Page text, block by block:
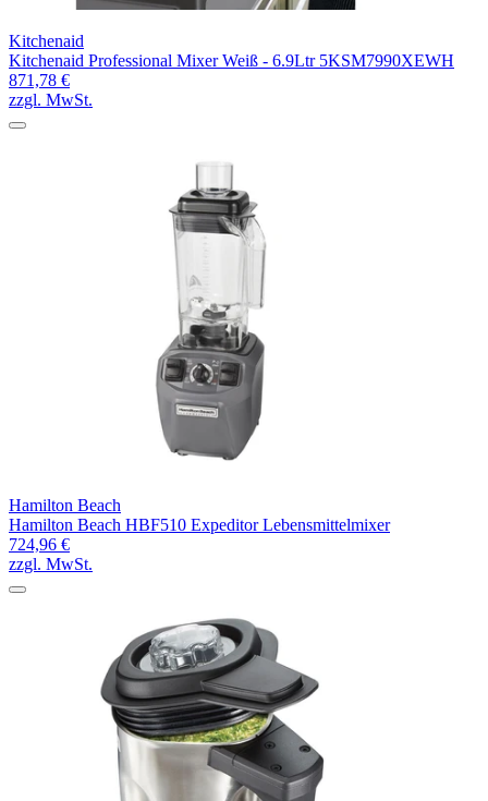
Kitchenaid
Kitchenaid Professional Mixer Weiß - 6.9Ltr 5KSM7990XEWH
871,78 €
zzgl. MwSt.
Hamilton Beach
Hamilton Beach HBF510 Expeditor Lebensmittelmixer
724,96 €
zzgl. MwSt.